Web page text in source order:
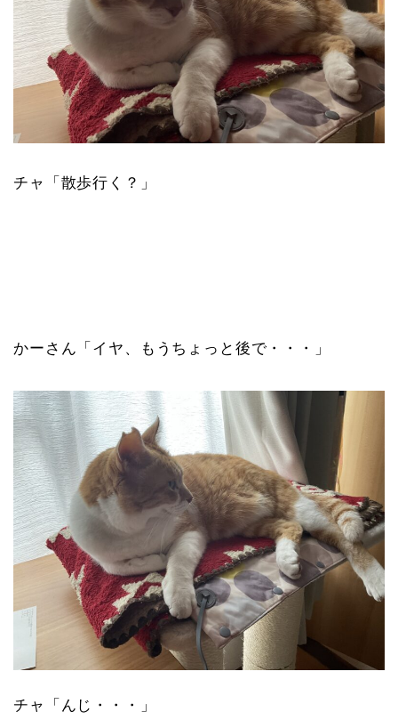
チャ「散歩行く？」
かーさん「イヤ、もうちょっと後で・・・」
チャ「んじ・・・」